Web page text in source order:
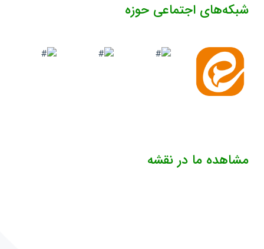
شبکه‌های اجتماعی حوزه
مشاهده ما در نقشه